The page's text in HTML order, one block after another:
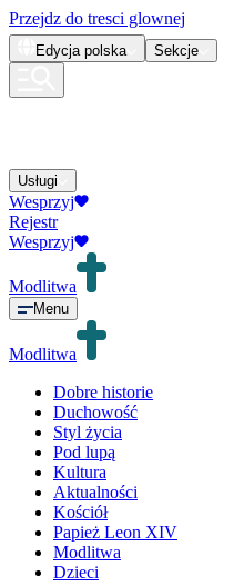
Przejdz do tresci glownej
Edycja polska Sekcje
Usługi
Wesprzyj
Rejestr
Wesprzyj
Modlitwa
Menu
Modlitwa
Dobre historie
Duchowość
Styl życia
Pod lupą
Kultura
Aktualności
Kościół
Papież Leon XIV
Modlitwa
Dzieci